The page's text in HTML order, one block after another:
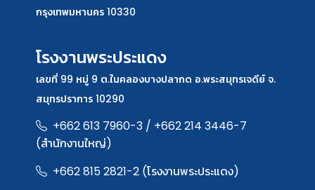
กรุงเทพมหานคร 10330
โรงงานพระประแดง
เลขที่ 99 หมู่ 9 ต.ในคลองบางปลากด อ.พระสมุทรเจดีย์ จ.
สมุทรปราการ 10290
+662 613 7960-3 / +662 214 3446-7
(สำนักงานใหญ่)
+662 815 2821-2 (โรงงานพระประแดง)